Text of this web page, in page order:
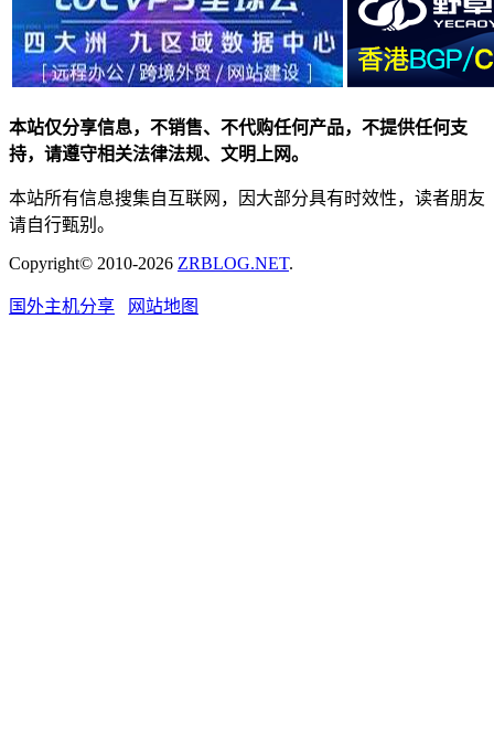
本站仅分享信息，不销售、不代购任何产品，不提供任何支
持，请遵守相关法律法规、文明上网。
本站所有信息搜集自互联网，因大部分具有时效性，读者朋友
请自行甄别。
Copyright© 2010-2026 ZRBLOG.NET.
国外主机分享 网站地图